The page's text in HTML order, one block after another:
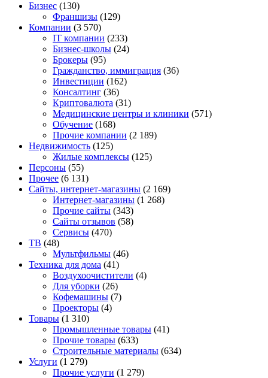
Бизнес (130)
Франшизы (129)
Компании (3 570)
IT компании (233)
Бизнес-школы (24)
Брокеры (95)
Гражданство, иммиграция (36)
Инвестиции (162)
Консалтинг (36)
Криптовалюта (31)
Медицинские центры и клиники (571)
Обучение (168)
Прочие компании (2 189)
Недвижимость (125)
Жилые комплексы (125)
Персоны (55)
Прочее (6 131)
Сайты, интернет-магазины (2 169)
Интернет-магазины (1 268)
Прочие сайты (343)
Сайты отзывов (58)
Сервисы (470)
ТВ (48)
Мультфильмы (46)
Техника для дома (41)
Воздухоочистители (4)
Для уборки (26)
Кофемашины (7)
Проекторы (4)
Товары (1 310)
Промышленные товары (41)
Прочие товары (633)
Строительные материалы (634)
Услуги (1 279)
Прочие услуги (1 279)